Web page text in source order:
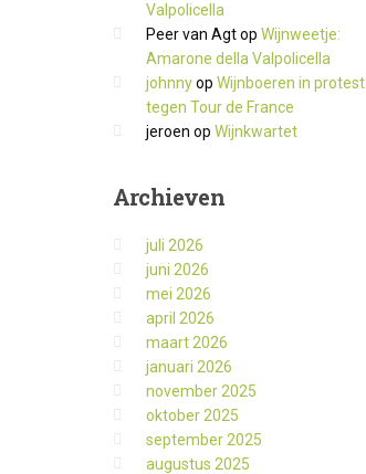
Valpolicella
Peer van Agtop Wijnweetje:
Amarone della Valpolicella
johnnyop Wijnboeren in protest
tegen Tour de France
jeroen op Wijnkwartet
Archieven
juli 2026
juni 2026
mei 2026
april 2026
maart 2026
januari 2026
november 2025
oktober 2025
september 2025
augustus 2025